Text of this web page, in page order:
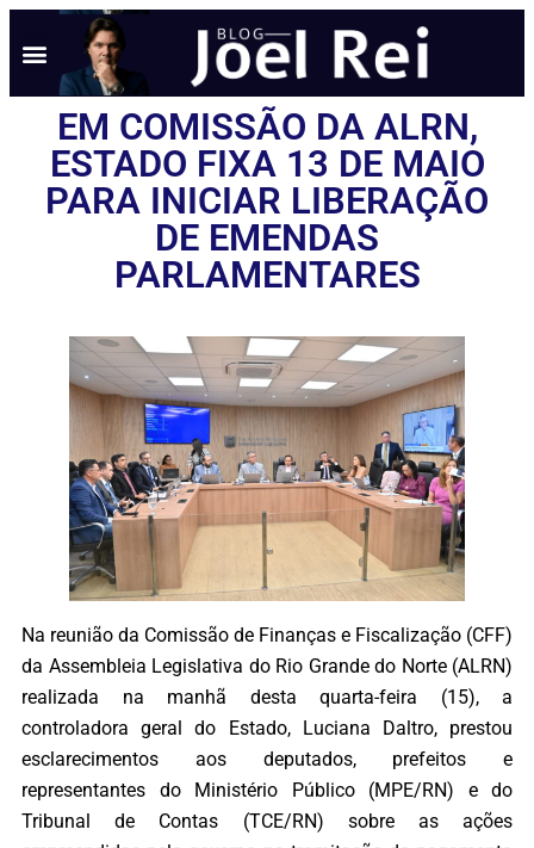
EM COMISSÃO DA ALRN,
ESTADO FIXA 13 DE MAIO
PARA INICIAR LIBERAÇÃO
DE EMENDAS
PARLAMENTARES
Na reunião da Comissão de Finanças e Fiscalização (CFF)
da Assembleia Legislativa do Rio Grande do Norte (ALRN)
realizada na manhã desta quarta-feira (15), a
controladora geral do Estado, Luciana Daltro, prestou
esclarecimentos aos deputados, prefeitos e
representantes do Ministério Público (MPE/RN) e do
Tribunal de Contas (TCE/RN) sobre as ações